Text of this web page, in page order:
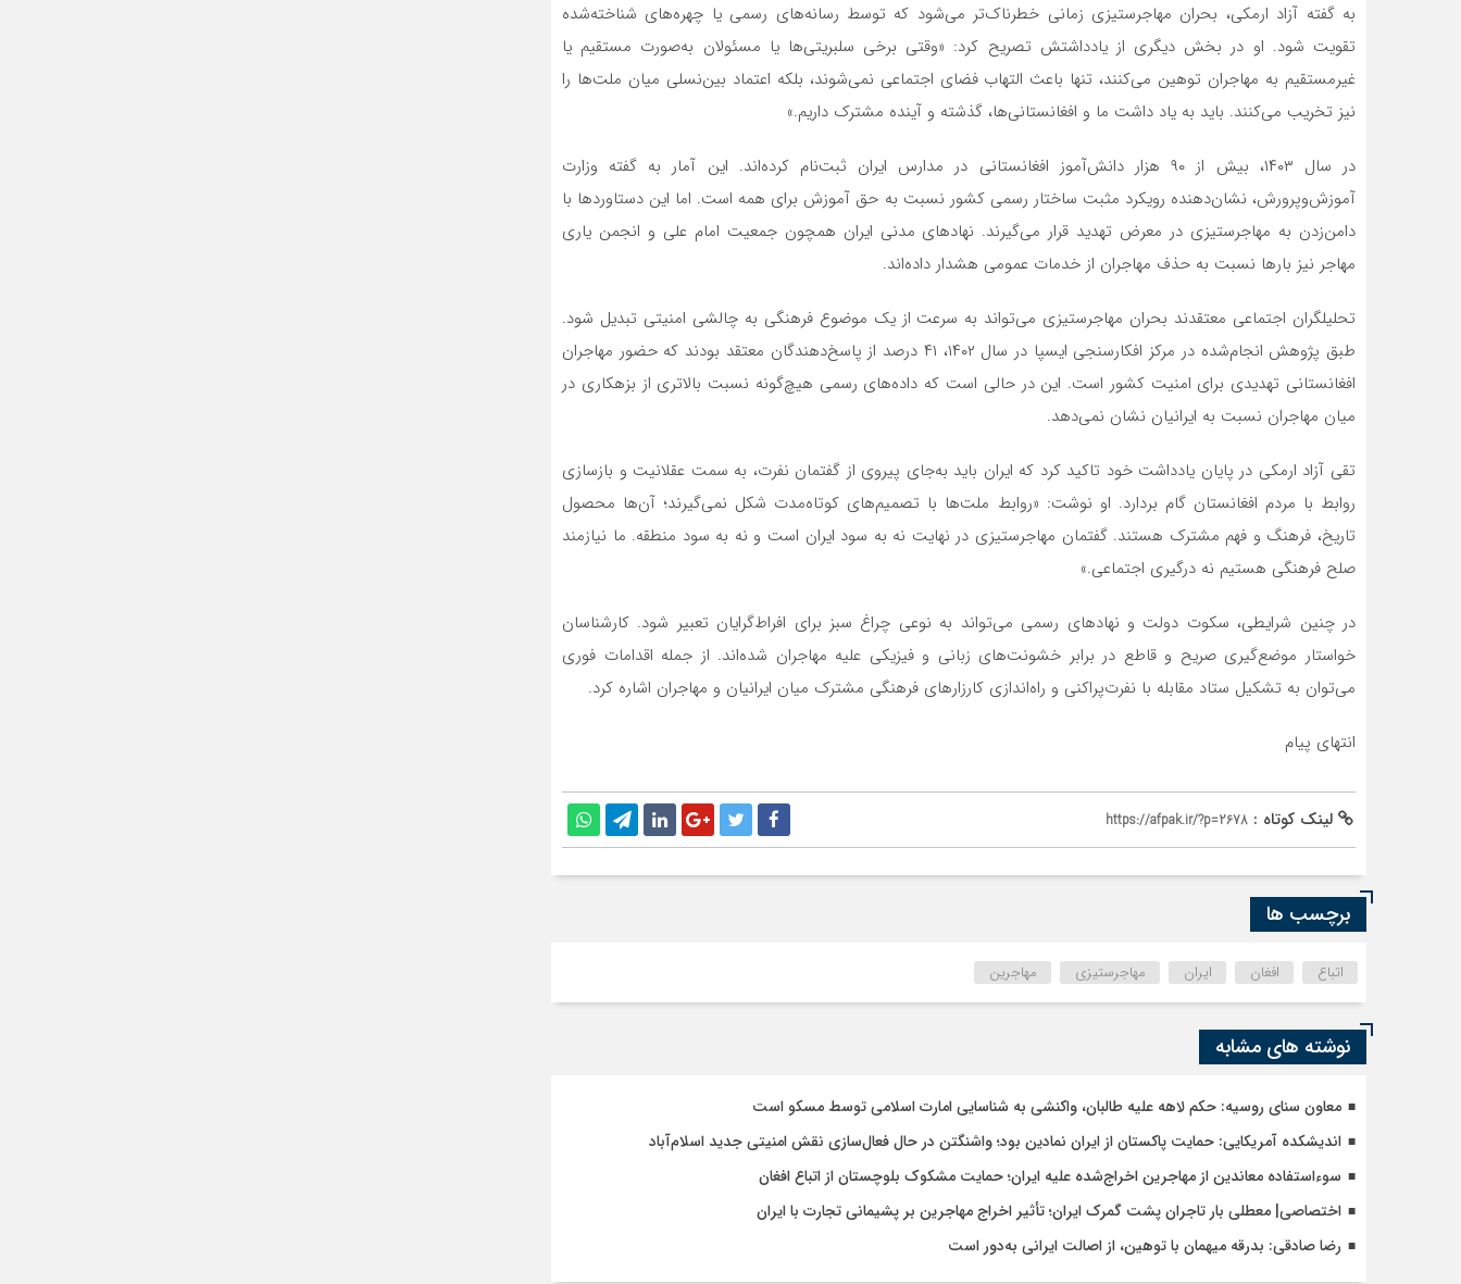
به گفته آزاد ارمکی، بحران مهاجرستیزی زمانی خطرناک‌تر می‌شود که توسط رسانه‌های رسمی یا چهره‌های شناخته‌شده
تقویت شود. او در بخش دیگری از یادداشتش تصریح کرد: «وقتی برخی سلبریتی‌ها یا مسئولان به‌صورت مستقیم یا
غیرمستقیم به مهاجران توهین می‌کنند، تنها باعث التهاب فضای اجتماعی نمی‌شوند، بلکه اعتماد بین‌نسلی میان ملت‌ها را
نیز تخریب می‌کنند. باید به یاد داشت ما و افغانستانی‌ها، گذشته و آینده مشترک داریم.»
در سال ۱۴۰۳، بیش از ۹۰ هزار دانش‌آموز افغانستانی در مدارس ایران ثبت‌نام کرده‌اند. این آمار به گفته وزارت
آموزش‌وپرورش، نشان‌دهنده رویکرد مثبت ساختار رسمی کشور نسبت به حق آموزش برای همه است. اما این دستاوردها با
دامن‌زدن به مهاجرستیزی در معرض تهدید قرار می‌گیرند. نهادهای مدنی ایران همچون جمعیت امام علی و انجمن یاری
مهاجر نیز بارها نسبت به حذف مهاجران از خدمات عمومی هشدار داده‌اند.
تحلیلگران اجتماعی معتقدند بحران مهاجرستیزی می‌تواند به سرعت از یک موضوع فرهنگی به چالشی امنیتی تبدیل شود.
طبق پژوهش انجام‌شده در مرکز افکارسنجی ایسپا در سال ۱۴۰۲، ۴۱ درصد از پاسخ‌دهندگان معتقد بودند که حضور مهاجران
افغانستانی تهدیدی برای امنیت کشور است. این در حالی است که داده‌های رسمی هیچ‌گونه نسبت بالاتری از بزهکاری در
میان مهاجران نسبت به ایرانیان نشان نمی‌دهد.
تقی آزاد ارمکی در پایان یادداشت خود تاکید کرد که ایران باید به‌جای پیروی از گفتمان نفرت، به سمت عقلانیت و بازسازی
روابط با مردم افغانستان گام بردارد. او نوشت: «روابط ملت‌ها با تصمیم‌های کوتاه‌مدت شکل نمی‌گیرند؛ آن‌ها محصول
تاریخ، فرهنگ و فهم مشترک هستند. گفتمان مهاجرستیزی در نهایت نه به سود ایران است و نه به سود منطقه. ما نیازمند
صلح فرهنگی هستیم نه درگیری اجتماعی.»
در چنین شرایطی، سکوت دولت و نهادهای رسمی می‌تواند به نوعی چراغ سبز برای افراط‌گرایان تعبیر شود. کارشناسان
خواستار موضع‌گیری صریح و قاطع در برابر خشونت‌های زبانی و فیزیکی علیه مهاجران شده‌اند. از جمله اقدامات فوری
می‌توان به تشکیل ستاد مقابله با نفرت‌پراکنی و راه‌اندازی کارزارهای فرهنگی مشترک میان ایرانیان و مهاجران اشاره کرد.
انتهای پیام
لینک کوتاه : https://afpak.ir/?p=2678
برچسب ها
اتباع افغان ایران مهاجرستیزی مهاجرین
نوشته های مشابه
معاون سنای روسیه: حکم لاهه علیه طالبان، واکنشی به شناسایی امارت اسلامی توسط مسکو است
اندیشکده آمریکایی: حمایت پاکستان از ایران نمادین بود؛ واشنگتن در حال فعال‌سازی نقش امنیتی جدید اسلام‌آباد
سوءاستفاده معاندین از مهاجرین اخراج‌شده علیه ایران؛ حمایت مشکوک بلوچستان از اتباع افغان
اختصاصی| معطلی بار تاجران پشت گمرک ایران؛ تأثیر اخراج مهاجرین بر پشیمانی تجارت با ایران
رضا صادقی: بدرقه میهمان با توهین، از اصالت ایرانی به‌دور است